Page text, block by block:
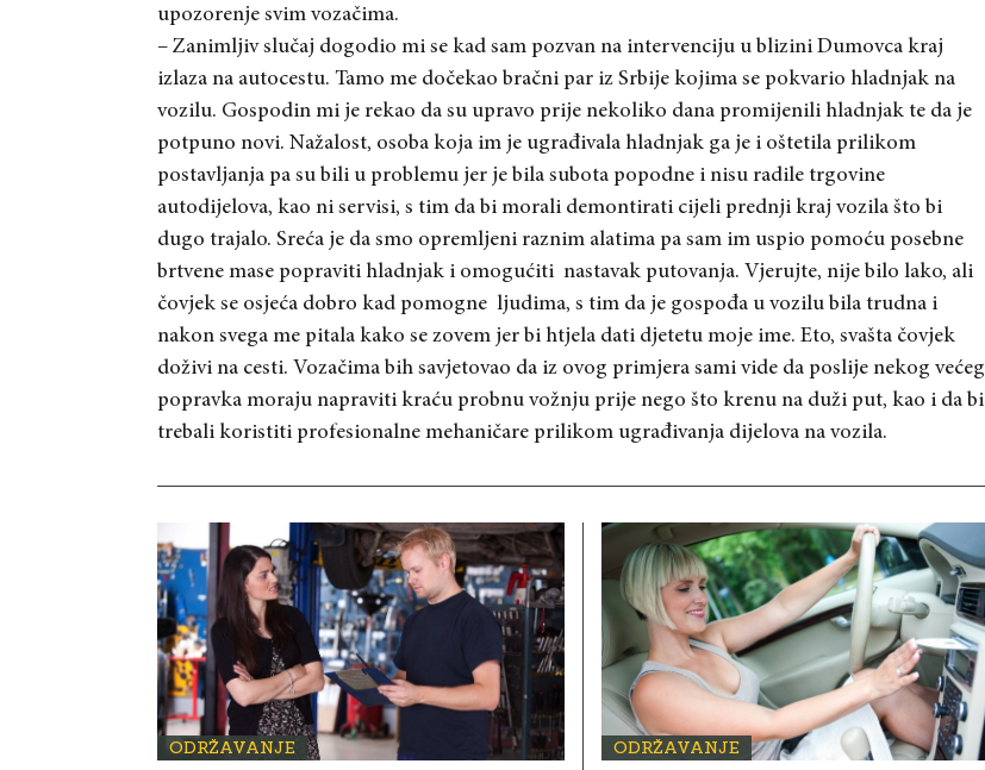
upozorenje svim vozačima.
– Zanimljiv slučaj dogodio mi se kad sam pozvan na intervenciju u blizini Dumovca kraj
izlaza na autocestu. Tamo me dočekao bračni par iz Srbije kojima se pokvario hladnjak na
vozilu. Gospodin mi je rekao da su upravo prije nekoliko dana promijenili hladnjak te da je
potpuno novi. Nažalost, osoba koja im je ugrađivala hladnjak ga je i oštetila prilikom
postavljanja pa su bili u problemu jer je bila subota popodne i nisu radile trgovine
autodijelova, kao ni servisi, s tim da bi morali demontirati cijeli prednji kraj vozila što bi
dugo trajalo. Sreća je da smo opremljeni raznim alatima pa sam im uspio pomoću posebne
brtvene mase popraviti hladnjak i omogućiti nastavak putovanja. Vjerujte, nije bilo lako, ali
čovjek se osjeća dobro kad pomogne ljudima, s tim da je gospođa u vozilu bila trudna i
nakon svega me pitala kako se zovem jer bi htjela dati djetetu moje ime. Eto, svašta čovjek
doživi na cesti. Vozačima bih savjetovao da iz ovog primjera sami vide da poslije nekog većeg
popravka moraju napraviti kraću probnu vožnju prije nego što krenu na duži put, kao i da bi
trebali koristiti profesionalne mehaničare prilikom ugrađivanja dijelova na vozila.
ODRŽAVANJE ODRŽAVANJE